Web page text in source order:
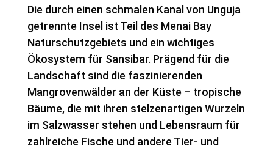
Die durch einen schmalen Kanal von Unguja
getrennte Insel ist Teil des Menai Bay
Naturschutzgebiets und ein wichtiges
Ökosystem für Sansibar. Prägend für die
Landschaft sind die faszinierenden
Mangrovenwälder an der Küste – tropische
Bäume, die mit ihren stelzenartigen Wurzeln
im Salzwasser stehen und Lebensraum für
zahlreiche Fische und andere Tier- und